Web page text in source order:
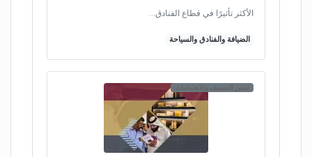
الأكثر تأثيرًا في قطاع الفنادق…
الضيافة والفنادق والسياحة
نفس التصنيف والاهتمامات